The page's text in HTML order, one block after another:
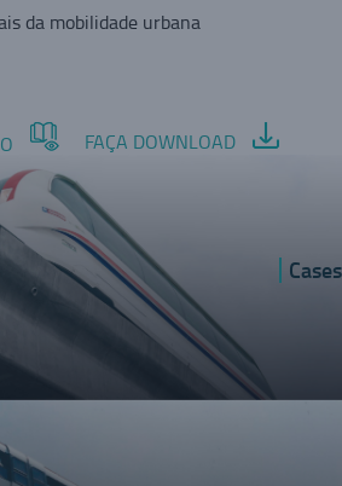
da mobilidade urbana
FAÇA DOWNLOAD
Cases